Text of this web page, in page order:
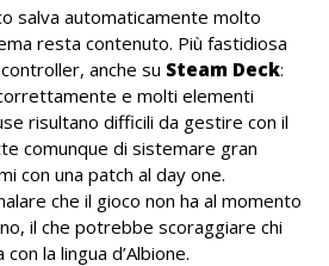
salva automaticamente molto
resta contenuto. Più fastidiosa
anche su Steam Deck:
e molti elementi
risultano difficili da gestire con il
comunque di sistemare gran
con una patch al day one.
che il gioco non ha al momento
il che potrebbe scoraggiare chi
la lingua d’Albione.